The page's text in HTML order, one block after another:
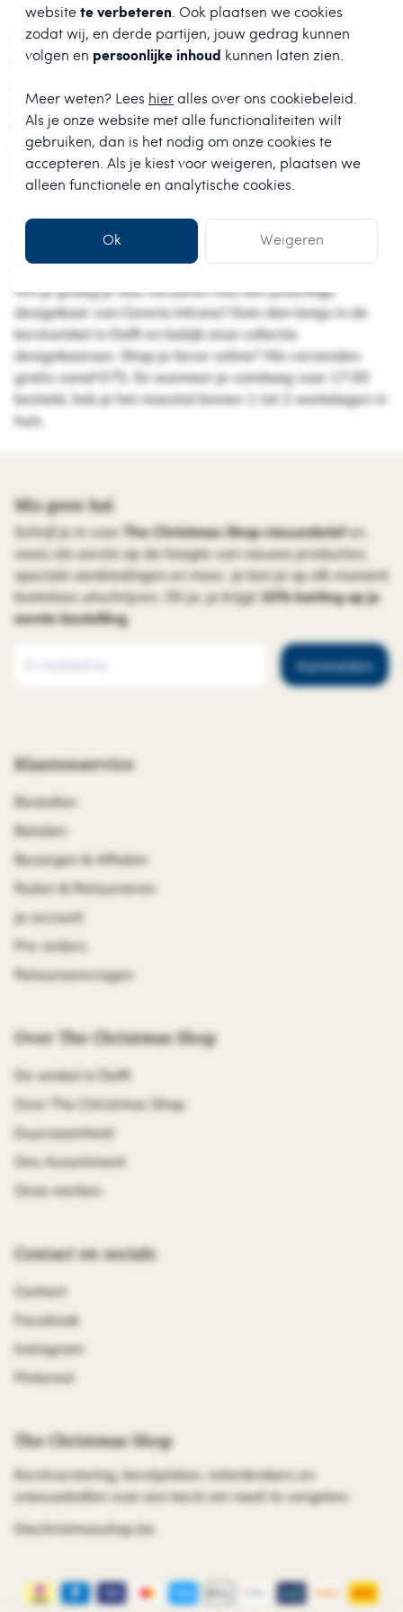
website te verbeteren. Ook plaatsen we cookies
zodat wij, en derde partijen, jouw gedrag kunnen
volgen en persoonlijke inhoud kunnen laten zien.
Meer weten? Lees hier alles over ons cookiebeleid.
Als je onze website met alle functionaliteiten wilt
gebruiken, dan is het nodig om onze cookies te
accepteren. Als je kiest voor weigeren, plaatsen we
alleen functionele en analytische cookies.
Ok Weigeren
Materialen en kwaliteit
Cereria Introna gebruikt paraffine van hoge kwaliteit en
lonten van puur katoen, zodat kaarsen rook absorberen
designkaarsen aan te steken, maar als ze branden,
branden ze heel rustig. Alle kaarsen van Cereria Introna
worden nog steeds in Italië gemaakt en ontworpen
door een team van ongeveer 15 mensen.
Koop je kerstversiering van Cereria
Introna op thechristmasshop.nl of in de
kerstwinkel
Wil je graag je huis versieren met een prachtige
designkaar van Cereria Introna? Kom dan langs in de
kerstwinkel in Delft en bekijk onze collectie
designkaarsen. Shop je liever online? We verzenden
gratis vanaf €75. En wanneer je vandaag voor 17:00
besteld, heb je het meestal binnen 1 tot 2 werkdagen in
huis.
Mis geen bal
Schrijf je in voor The Christmas Shop nieuwsbriefen
wees als eerste op de hoogte van nieuwe producten,
speciale aanbiedingen en meer. Je kan je op elk moment
kosteloos uitschrijven. Oh ja, je krijgt 10% korting op je
eerste bestelling.
Aanmelden
Klantenservice
Bestellen
Betalen
Bezorgen & Afhalen
Ruilen & Retourneren
Je account
Pre-orders
Retouraanvragen
Over The Christmas Shop
De winkel in Delft
Over The Christmas Shop
Duurzaamheid
Ons Assortiment
Onze merken
Contact en socials
Contact
Facebook
Instagram
Pinterest
The Christmas Shop
Kerstversiering, kerstpieken, notenkrakers en
sneeuwbollen voor een kerst om nooit te vergeten.
thechristmasshop.be